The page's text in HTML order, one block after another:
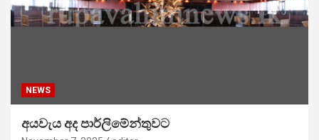
NEWS
අයවැය අද පාර්ලිමේන්තුවට